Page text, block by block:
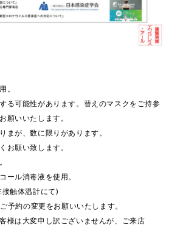
。
る可能性があります。替えのマスクをご持参
願いいたします。
まが、数に限りがあります。
お願い致します。
ール消毒液を使用。
触体温計にて)
予約の変更をお願いいたします。
様は大変申し訳ございませんが、ご来店